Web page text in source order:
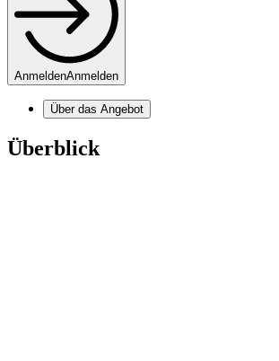
AnmeldenAnmelden
Über das Angebot
Überblick